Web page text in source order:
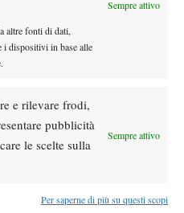
Sempre attivo
altre fonti di dati,
dispositivi in base alle
e rilevare frodi,
pubblicità
le scelte sulla
Sempre attivo
Per saperne di più su questi scopi
1000 di Cincinnati, non
2026: programma,